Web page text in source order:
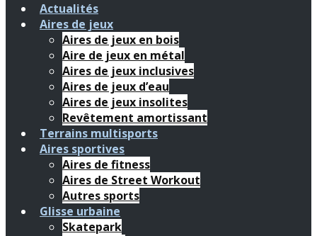
Actualités
Aires de jeux
Aires de jeux en bois
Aire de jeux en métal
Aires de jeux inclusives
Aires de jeux d’eau
Aires de jeux insolites
Revêtement amortissant
Terrains multisports
Aires sportives
Aires de fitness
Aires de Street Workout
Autres sports
Glisse urbaine
Skatepark